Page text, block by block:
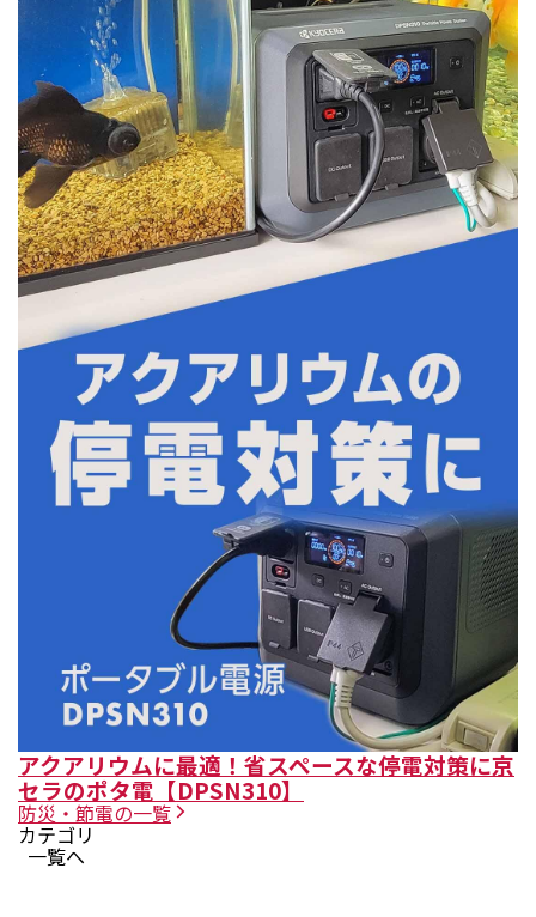
アクアリウムに最適！省スペースな停電対策に京
セラのポタ電【DPSN310】
防災・節電の一覧
カテゴリ
一覧へ